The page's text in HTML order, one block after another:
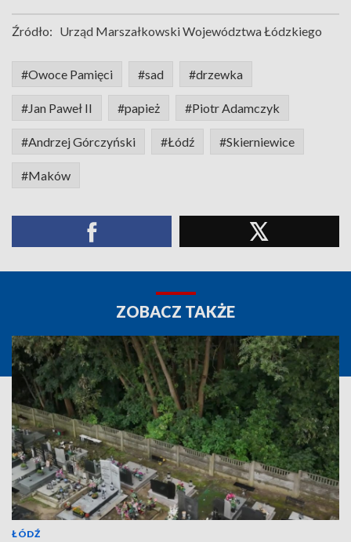
Źródło: Urząd Marszałkowski Województwa Łódzkiego
#Owoce Pamięci #sad #drzewka
#Jan Paweł II #papież #Piotr Adamczyk
#Andrzej Górczyński #Łódź #Skierniewice
#Maków
ZOBACZ TAKŻE
ŁÓDŹ